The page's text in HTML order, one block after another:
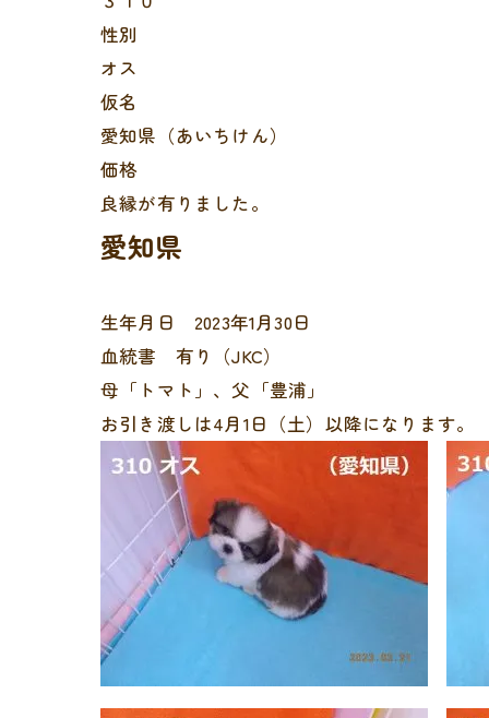
性別
オス
仮名
愛知県（あいちけん）
価格
良縁が有りました。
愛知県
生年月日 2023年1月30日
血統書 有り（JKC）
母「トマト」、父「豊浦」
お引き渡しは4月1日（土）以降になります。